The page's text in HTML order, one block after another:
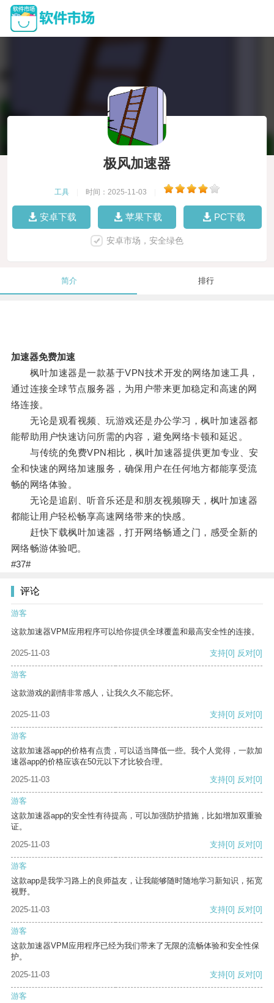
极风加速器
工具 时间：2025-11-03
安卓下载 苹果下载 PC下载
安卓市场，安全绿色
简介 排行
加速器免费加速
枫叶加速器是一款基于VPN技术开发的网络加速工具，
通过连接全球节点服务器，为用户带来更加稳定和高速的网
络连接。
无论是观看视频、玩游戏还是办公学习，枫叶加速器都
能帮助用户快速访问所需的内容，避免网络卡顿和延迟。
与传统的免费VPN相比，枫叶加速器提供更加专业、安
全和快速的网络加速服务，确保用户在任何地方都能享受流
畅的网络体验。
无论是追剧、听音乐还是和朋友视频聊天，枫叶加速器
都能让用户轻松畅享高速网络带来的快感。
赶快下载枫叶加速器，打开网络畅通之门，感受全新的
网络畅游体验吧。
#37#
评论
游客
这款加速器VPM应用程序可以给你提供全球覆盖和最高安全性的连接。
2025-11-03 支持[0] 反对[0]
游客
这款游戏的剧情非常感人，让我久久不能忘怀。
2025-11-03 支持[0] 反对[0]
游客
这款加速器app的价格有点贵，可以适当降低一些。我个人觉得，一款加
速器app的价格应该在50元以下才比较合理。
2025-11-03
支持[0] 反对[0]
游客
这款加速器app的安全性有待提高，可以加强防护措施，比如增加双重验
证。
2025-11-03
支持[0] 反对[0]
游客
这款app是我学习路上的良师益友，让我能够随时随地学习新知识，拓宽
视野。
2025-11-03
支持[0] 反对[0]
游客
这款加速器VPM应用程序已经为我们带来了无限的流畅体验和安全性保
护。
2025-11-03
支持[0] 反对[0]
游客